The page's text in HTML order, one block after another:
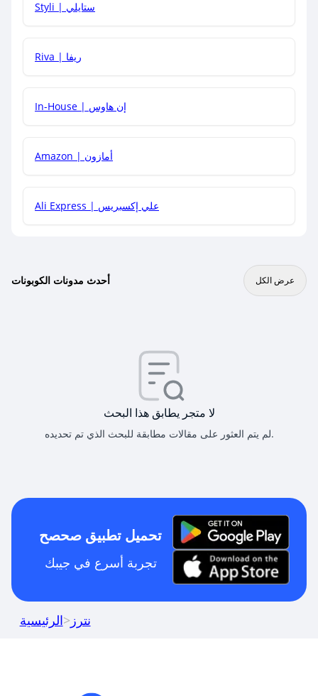
هل يمكنني جمع كود خصم مع العروض الأخرى؟
Styli | ستايلي
Riva | ريفا
In-House | إن هاوس
Amazon | أمازون
Ali Express | علي إكسبريس
أحدث مدونات الكوبونات عرض الكل
لا متجر يطابق هذا البحث
لم يتم العثور على مقالات مطابقة للبحث الذي تم تحديده.
تحميل تطبيق صحصح
تجربة أسرع في جيبك
الرئيسية> نترز